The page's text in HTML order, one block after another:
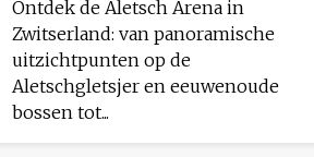
Ontdek de Aletsch Arena in
Zwitserland: van panoramische
uitzichtpunten op de
Aletschgletsjer en eeuwenoude
bossen tot...